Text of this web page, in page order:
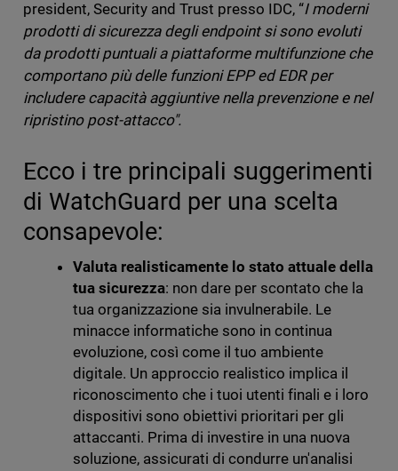
president, Security and Trust presso IDC, “I moderni
prodotti di sicurezza degli endpoint si sono evoluti
da prodotti puntuali a piattaforme multifunzione che
comportano più delle funzioni EPP ed EDR per
includere capacità aggiuntive nella prevenzione e nel
ripristino post-attacco".
Ecco i tre principali suggerimenti
di WatchGuard per una scelta
consapevole:
Valuta realisticamente lo stato attuale della
tua sicurezza: non dare per scontato che la
tua organizzazione sia invulnerabile. Le
minacce informatiche sono in continua
evoluzione, così come il tuo ambiente
digitale. Un approccio realistico implica il
riconoscimento che i tuoi utenti finali e i loro
dispositivi sono obiettivi prioritari per gli
attaccanti. Prima di investire in una nuova
soluzione, assicurati di condurre un'analisi